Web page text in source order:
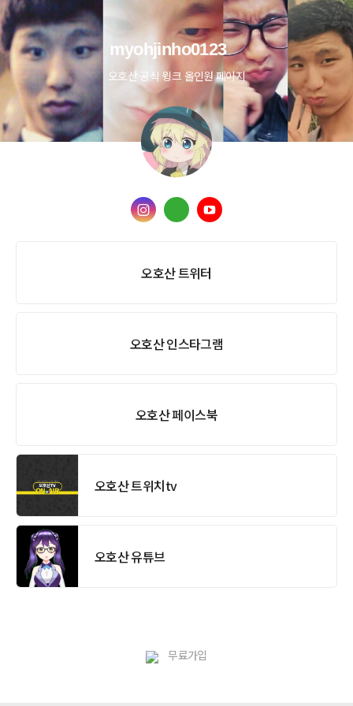
myohjinho0123
오호산 공식 윙크 올인원 페이지
오호산 트위터
오호산 인스타그램
오호산 페이스북
오호산 트위치tv
오호산 유튜브
무료가입